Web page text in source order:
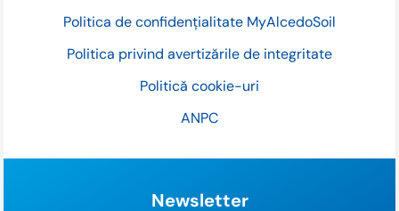
Politica de confidențialitate MyAlcedoSoil
Politica privind avertizările de integritate
Politică cookie-uri
ANPC
Newsletter